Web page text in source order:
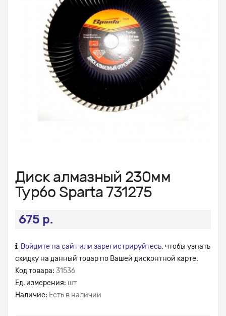
Диск алмазный 230мм
Турбо Sparta 731275
675 р.
Войдите на сайт или зарегистрируйтесь, чтобы узнать
скидку на данный товар по Вашей дисконтной карте.
Код товара: 31536
Ед. измерения: шт
Наличие: Есть в наличии